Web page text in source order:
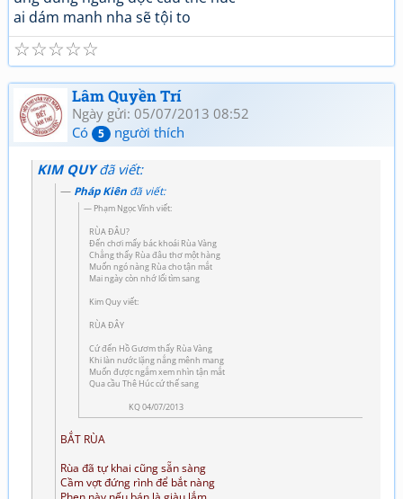
ai dám manh nha sẽ tội to
☆
☆
☆
☆
☆
Lâm Quyền Trí
Ngày gửi: 05/07/2013 08:52
Có
5 người thích
KIM QUYđã viết:
Pháp Kiên đã viết:
Phạm Ngọc Vĩnh viết:
RÙA ĐÂU?
Đến chơi mấy bác khoái Rùa Vàng
Chẳng thấy Rùa đâu thơ một hàng
Muốn ngó nàng Rùa cho tận mắt
Mai ngày còn nhớ lối tìm sang
Kim Quy viết:
RÙA ĐÂY
Cứ đến Hồ Gươm thấy Rùa Vàng
Khi làn nước lặng nắng mênh mang
Muốn được ngắm xem nhìn tận mắt
Qua cầu Thê Húc cứ thế sang
KQ 04/07/2013
BẮT RÙA
Rùa đã tự khai cũng sẵn sàng
Cầm vợt đứng rình để bắt nàng
Phen này nếu bán là giàu lắm